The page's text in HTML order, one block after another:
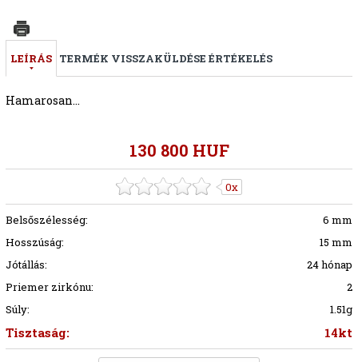
LEÍRÁS TERMÉK VISSZAKÜLDÉSE ÉRTÉKELÉS
Hamarosan...
130 800 HUF
0x
Belsőszélesség:
6 mm
Hosszúság:
15 mm
Jótállás:
24 hónap
Priemer zirkónu:
2
Súly:
1.51g
Tisztaság: 14kt